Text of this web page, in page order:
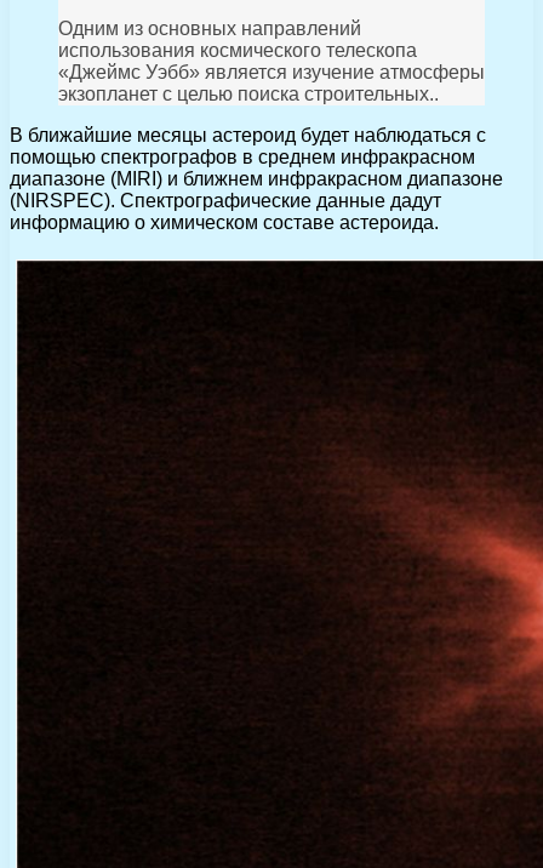
Одним из основных направлений
использования космического телескопа
«Джеймс Уэбб» является изучение атмосферы
экзопланет с целью поиска строительных..
В ближайшие месяцы астероид будет наблюдаться с
помощью спектрографов в среднем инфракрасном
диапазоне (MIRI) и ближнем инфракрасном диапазоне
(NIRSPEC). Спектрографические данные дадут
информацию о химическом составе астероида.